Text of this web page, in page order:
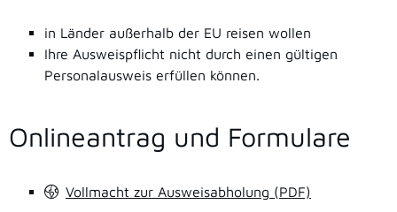
in Länder außerhalb der EU reisen wollen
Ihre Ausweispflicht nicht durch einen gültigen
Personalausweis erfüllen können.
Onlineantrag und Formulare
Vollmacht zur Ausweisabholung (PDF)